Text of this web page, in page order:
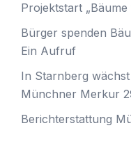
Projektstart
Bürger spenden
Ein Aufruf
In Starnberg
Münchner Merkur
Berichterstattung